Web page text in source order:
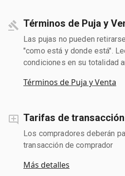
Términos de Puja y
Las pujas no pueden
"como está y donde está".
condiciones en su totalidad
Términos de Puja y Venta
Tarifas de transacción
Los compradores deberán
transacción de comprador
Más detalles